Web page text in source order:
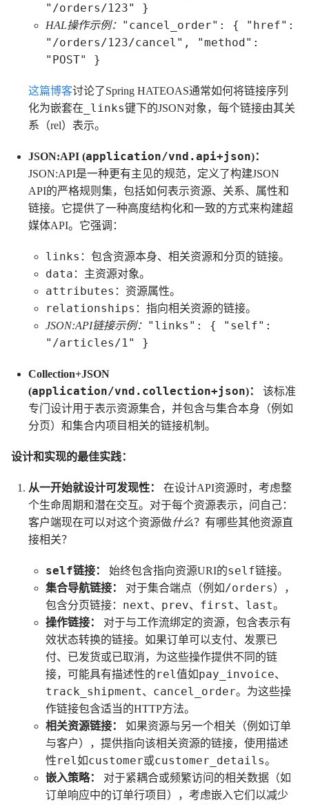
"/orders/123" }
HAL操作示例： "cancel_order": { "href":
"/orders/123/cancel", "method":
"POST" }
这篇博客讨论了Spring HATEOAS通常如何将链接序列
化为嵌套在
_links键下的JSON对象，每个链接由其关
系（rel）表示。
JSON:API (application/vnd.api+json)：
JSON:API是一种更有主见的规范，定义了构建JSON
API的严格规则集，包括如何表示资源、关系、属性和
链接。它提供了一种高度结构化和一致的方式来构建超
媒体API。它强调：
links ：包含资源本身、相关资源和分页的链接。
data ：主资源对象。
attributes ：资源属性。
relationships ：指向相关资源的链接。
JSON:API链接示例： "links": { "self":
"/articles/1" }
Collection+JSON
(application/vnd.collection+json)：
该标准
专门设计用于表示资源集合，并包含与集合本身（例如
分页）和集合内项目相关的链接机制。
设计和实现的最佳实践：
从一开始就设计可发现性：
在设计API资源时，考虑整
个生命周期和潜在交互。对于每个资源表示，问自己：
客户端现在可以对这个资源做什么？有哪些其他资源直
接相关？
self链接： 始终包含指向资源URI的self链接。
集合导航链接：
对于集合端点（例如 /orders），
包含分页链接： next、 prev、 first、 last。
操作链接：
对于与工作流绑定的资源，包含表示有
效状态转换的链接。如果订单可以支付、发票已
付、已发货或已取消，为这些操作提供不同的链
接，可能具有描述性的rel 值如pay_invoice、
track_shipment、 cancel_order。为这些操
作链接包含适当的HTTP方法。
相关资源链接：
如果资源与另一个相关（例如订单
与客户），提供指向该相关资源的链接，使用描述
性rel 如customer或customer_details。
嵌入策略：
对于紧耦合或频繁访问的相关数据（如
订单响应中的订单行项目），考虑嵌入它们以减少